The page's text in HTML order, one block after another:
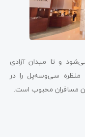
و تا میدان آزادی
منظره سی‌وسه‌پل را در
مسافران محبوب است.